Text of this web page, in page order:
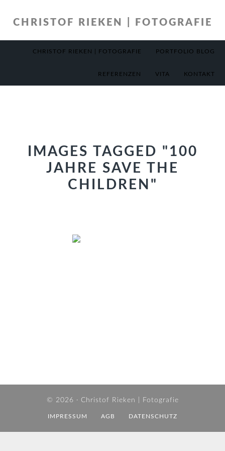
Hauptnavigation
Inhalt
CHRISTOF RIEKEN | FOTOGRAFIE
CHRISTOF RIEKEN | FOTOGRAFIE PORTFOLIO BLOG
REFERENZEN VITA KONTAKT
IMAGES TAGGED "100
JAHRE SAVE THE
CHILDREN"
© 2026 · Christof Rieken | Fotografie
IMPRESSUM AGB DATENSCHUTZ